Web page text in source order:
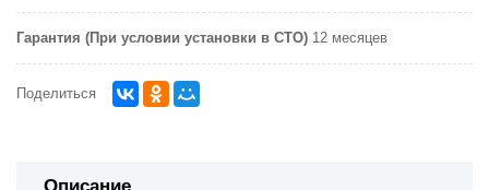
Гарантия (При условии установки в СТО) 12 месяцев
Поделиться